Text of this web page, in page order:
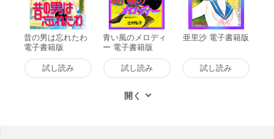
昔の男は忘れたわ
電子書籍版
試し読み
青い風のメロディ
ー 電子書籍版
試し読み
亜里沙 電子書籍版
試し読み